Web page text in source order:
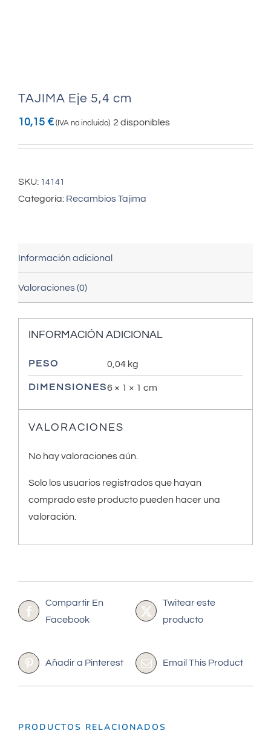
TAJIMA Eje 5,4 cm
10,15 € (IVA no incluido) 2 disponibles
SKU: 14141
Categoría: Recambios Tajima
Información adicional
Valoraciones (0)
INFORMACIÓN ADICIONAL
PESO 0,04 kg
DIMENSIONES6 × 1 × 1 cm
VALORACIONES
No hay valoraciones aún.
Solo los usuarios registrados que hayan
comprado este producto pueden hacer una
valoración.
Compartir En
Facebook
Twitear este
producto
Añadir a Pinterest Email This Product
PRODUCTOS RELACIONADOS